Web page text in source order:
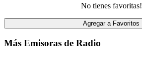
No tienes favoritas!
Más Emisoras de Radio